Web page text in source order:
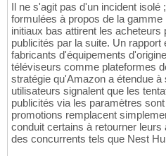
Il ne s'agit pas d'un incident
formulées à propos de la
initiaux bas attirent les
publicités par la suite. Un rapport
fabricants d'équipements
téléviseurs comme plateformes
stratégie qu'Amazon a étendue
utilisateurs signalent que les
publicités via les paramètres
promotions remplacent
conduit certains à retourner
des concurrents tels que Nest